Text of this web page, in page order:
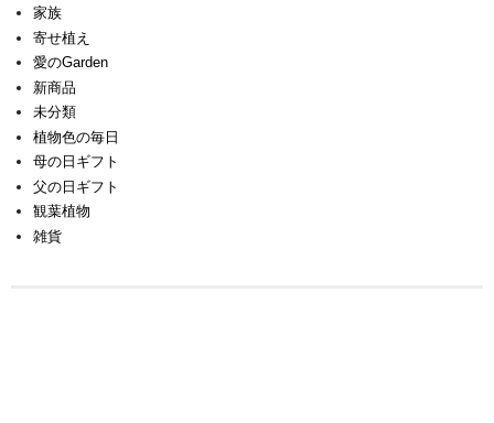
家族
寄せ植え
愛のGarden
新商品
未分類
植物色の毎日
母の日ギフト
父の日ギフト
観葉植物
雑貨